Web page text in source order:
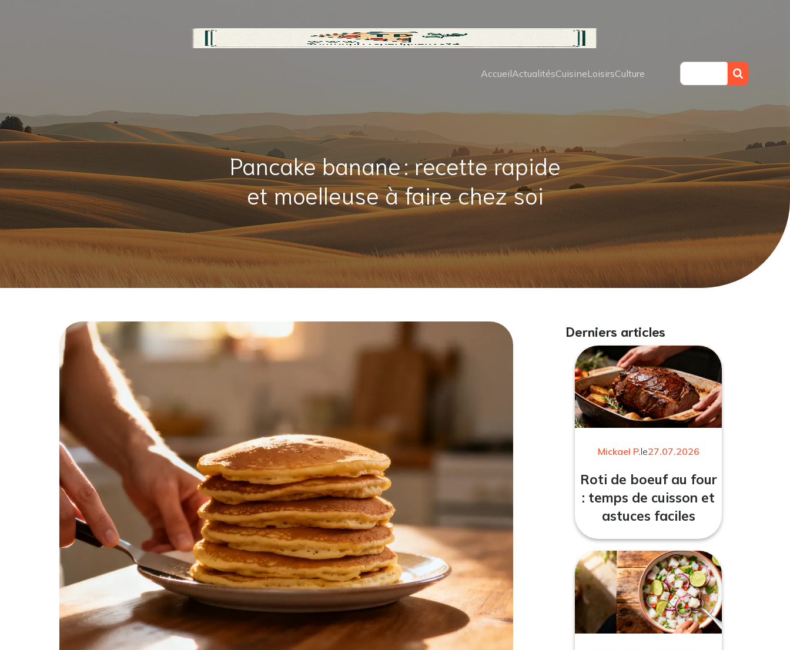
AccueilActualitésCuisineLoisirsCulture
Pancake banane : recette rapide
et moelleuse à faire chez soi
Derniers articles
Mickael P.le27.07.2026
Roti de boeuf au four
: temps de cuisson et
astuces faciles